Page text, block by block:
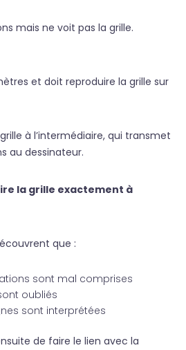
mais ne voit pas la grille.
et doit reproduire la grille sur
à l’intermédiaire, qui transmet
au dessinateur.
la grille exactement à
que :
sont mal comprises
oubliés
sont interprétées
de faire le lien avec la